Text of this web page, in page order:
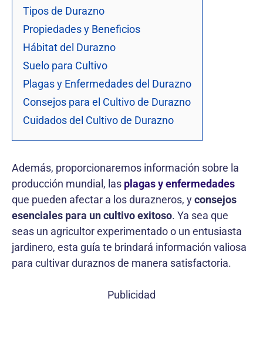
Tipos de Durazno
Propiedades y Beneficios
Hábitat del Durazno
Suelo para Cultivo
Plagas y Enfermedades del Durazno
Consejos para el Cultivo de Durazno
Cuidados del Cultivo de Durazno
Además, proporcionaremos información sobre la
producción mundial, las plagas y enfermedades
que pueden afectar a los durazneros, yconsejos
esenciales para un cultivo exitoso. Ya sea que
seas un agricultor experimentado o un entusiasta
jardinero, esta guía te brindará información valiosa
para cultivar duraznos de manera satisfactoria.
Publicidad